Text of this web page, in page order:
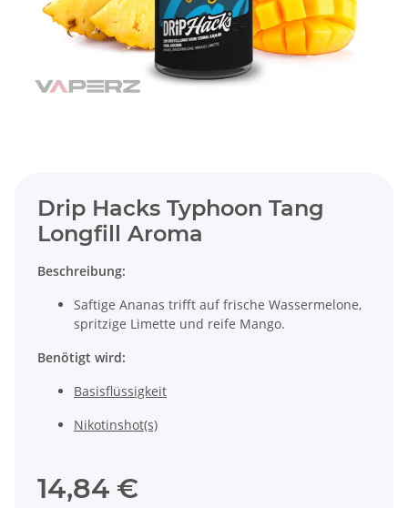
Drip Hacks Typhoon Tang
Longfill Aroma
Beschreibung:
Saftige Ananas trifft auf frische Wassermelone,
spritzige Limette und reife Mango.
Benötigt wird:
Basisflüssigkeit
Nikotinshot(s)
14,84 €